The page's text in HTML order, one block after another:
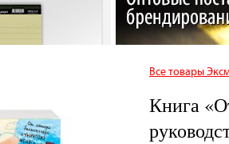
Все товары
Книга